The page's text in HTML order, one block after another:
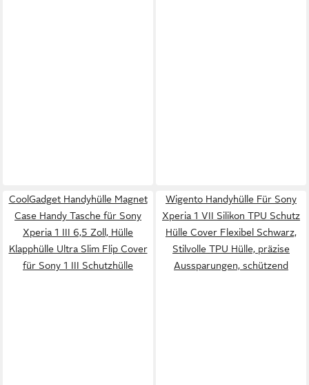
CoolGadget Handyhülle Magnet
Case Handy Tasche für Sony
Xperia 1 III 6,5 Zoll, Hülle
Klapphülle Ultra Slim Flip Cover
für Sony 1 III Schutzhülle
Wigento Handyhülle Für Sony
Xperia 1 VII Silikon TPU Schutz
Hülle Cover Flexibel Schwarz,
Stilvolle TPU Hülle, präzise
Aussparungen, schützend